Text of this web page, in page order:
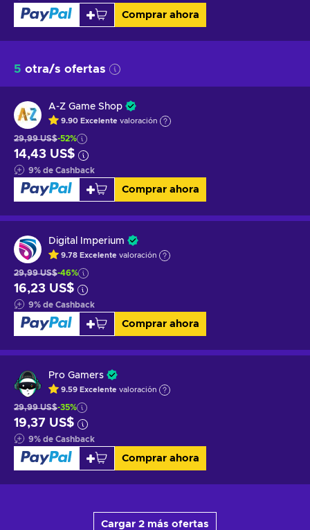
Comprar ahora
5 otra/s ofertas
A-Z Game Shop
9.90 Excelente valoración
29,99 US$-52%
14,43 US$
9% de Cashback
Comprar ahora
Digital Imperium
9.78 Excelente valoración
29,99 US$-46%
16,23 US$
9% de Cashback
Comprar ahora
Pro Gamers
9.59 Excelente valoración
29,99 US$-35%
19,37 US$
9% de Cashback
Comprar ahora
Cargar 2 más ofertas